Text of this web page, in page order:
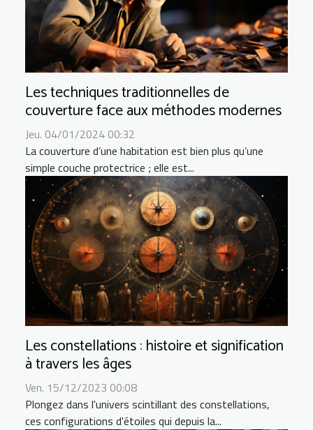
Les techniques traditionnelles de
couverture face aux méthodes modernes
Jeu. 04/01/2024 00:32
La couverture d’une habitation est bien plus qu’une
simple couche protectrice ; elle est...
Les constellations : histoire et signification
à travers les âges
Ven. 15/12/2023 00:08
Plongez dans l'univers scintillant des constellations,
ces configurations d'étoiles qui depuis la...